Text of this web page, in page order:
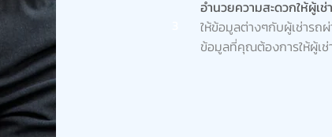
อำนวยความสะดวกให้ผู้เช่า
ให้ข้อมูลต่างๆกับผู้เช่ารถ
ข้อมูลที่คุณต้องการให้ผู้เช่